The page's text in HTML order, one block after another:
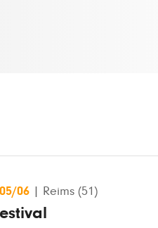
06 Reims (51)